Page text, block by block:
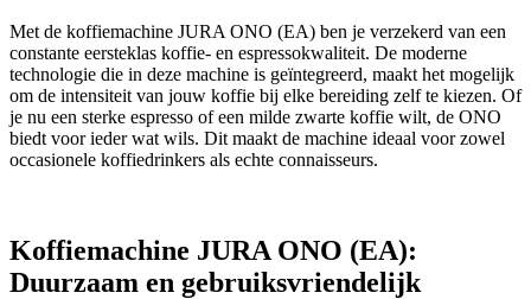
Met de koffiemachine JURA ONO (EA) ben je verzekerd van een
constante eersteklas koffie- en espressokwaliteit. De moderne
technologie die in deze machine is geïntegreerd, maakt het mogelijk
om de intensiteit van jouw koffie bij elke bereiding zelf te kiezen. Of
je nu een sterke espresso of een milde zwarte koffie wilt, de ONO
biedt voor ieder wat wils. Dit maakt de machine ideaal voor zowel
occasionele koffiedrinkers als echte connaisseurs.
Koffiemachine JURA ONO (EA):
Duurzaam en gebruiksvriendelijk